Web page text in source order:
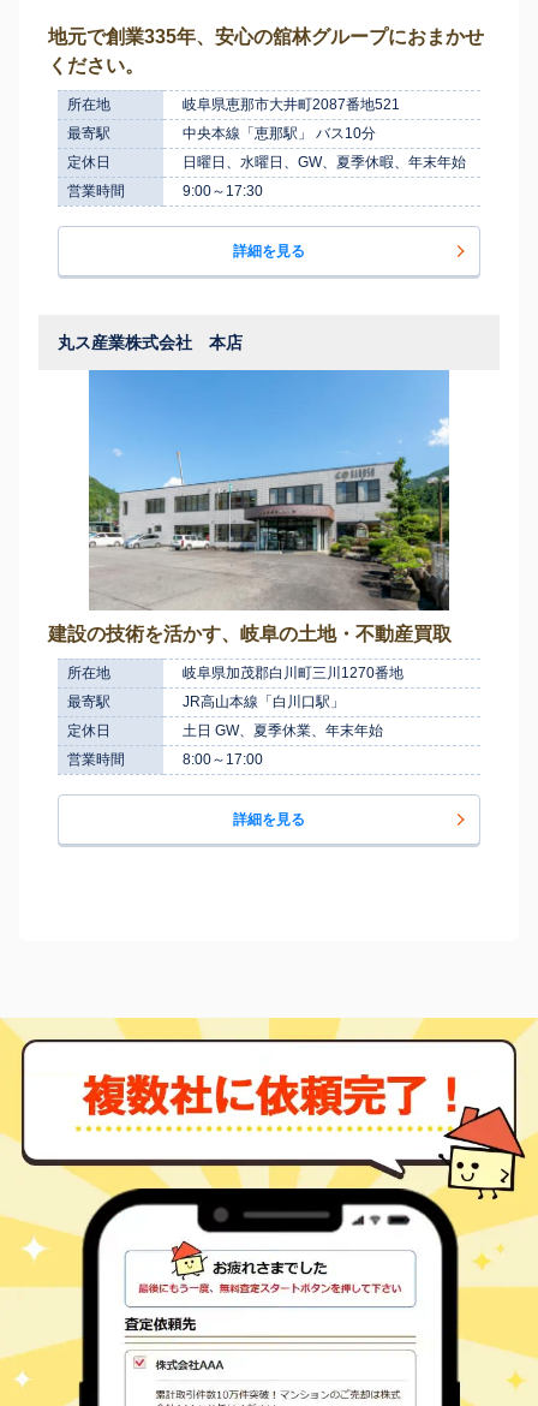
地元で創業335年、安心の舘林グループにおまかせ
ください。
所在地
岐阜県恵那市大井町2087番地521
最寄駅
中央本線「恵那駅」 バス10分
定休日
日曜日、水曜日、GW、夏季休暇、年末年始
営業時間
9:00～17:30
詳細を見る
丸ス産業株式会社 本店
建設の技術を活かす、岐阜の土地・不動産買取
所在地
岐阜県加茂郡白川町三川1270番地
最寄駅
JR高山本線「白川口駅」
定休日
土日 GW、夏季休業、年末年始
営業時間
8:00～17:00
詳細を見る